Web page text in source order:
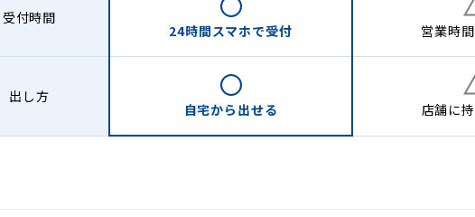
受付時間
24時間スマホで受付 営業時
出し方
自宅から 出せる 店舗に